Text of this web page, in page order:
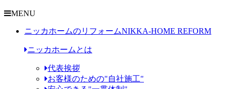
MENU
ニッカホームのリフォームNIKKA-HOME REFORM
ニッカホームとは
代表挨拶
お客様のための"自社施工"